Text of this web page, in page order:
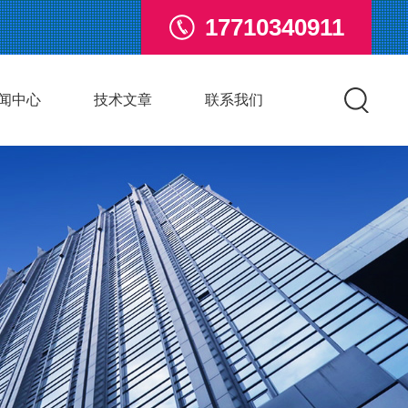
17710340911
中心 技术文章 联系我们